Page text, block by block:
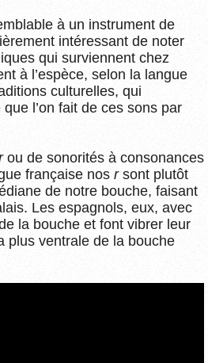
à un instrument de
intéressant de noter
qui surviennent chez
à l’espèce, selon la langue
culturelles, qui
l’on fait de ces sons par
ou de sonorités à consonances
française nos rsont plutôt
de notre bouche, faisant
Les espagnols, eux, avec
la bouche et font vibrer leur
plus ventrale de la bouche